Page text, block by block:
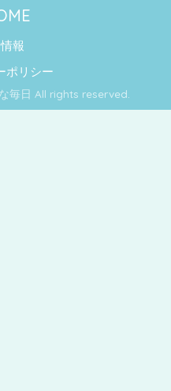
報
ポリシー
毎日 All rights reserved.